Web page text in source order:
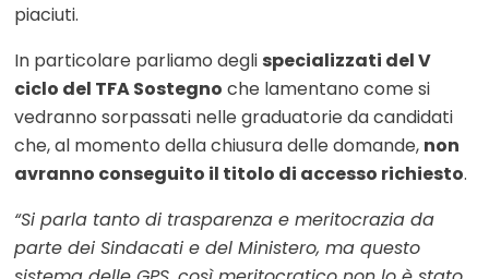
piaciuti.
In particolare parliamo degli specializzati del V
ciclo del TFA Sostegno che lamentano come si
vedranno sorpassati nelle graduatorie da candidati
che, al momento della chiusura delle domande, non
avranno conseguito il titolo di accesso richiesto.
“Si parla tanto di trasparenza e meritocrazia da
parte dei Sindacati e del Ministero, ma questo